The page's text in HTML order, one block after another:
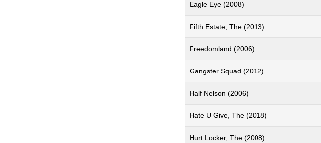
Eagle Eye (2008)
Fifth Estate, The (2013)
Freedomland (2006)
Gangster Squad (2012)
Half Nelson (2006)
Hate U Give, The (2018)
Hurt Locker, The (2008)